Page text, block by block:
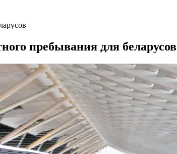
пребывания для беларусов